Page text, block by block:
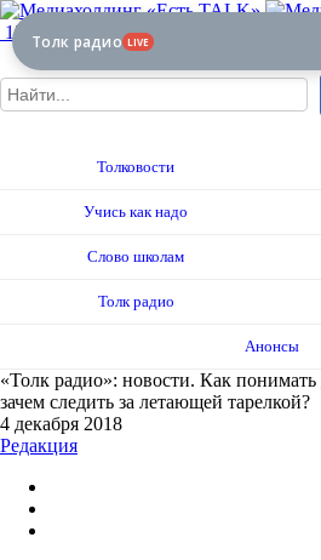
12+
Толковости
Учись как надо
Слово школам
Толк радио
Анонсы
«Толк радио»: новости. Как понимать
зачем следить за летающей тарелкой?
4 декабря 2018
Редакция
Толк радио LIVE